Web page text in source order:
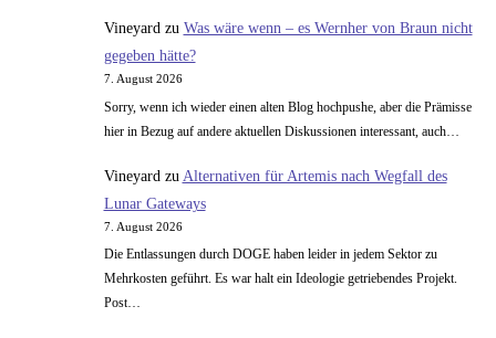
Vineyardzu Was wäre wenn – es Wernher von Braun nicht
gegeben hätte?
7. August 2026
Sorry, wenn ich wieder einen alten Blog hochpushe, aber die Prämisse
hier in Bezug auf andere aktuellen Diskussionen interessant, auch…
Vineyard zu Alternativen für Artemis nach Wegfall des
Lunar Gateways
7. August 2026
Die Entlassungen durch DOGE haben leider in jedem Sektor zu
Mehrkosten geführt. Es war halt ein Ideologie getriebendes Projekt.
Post…